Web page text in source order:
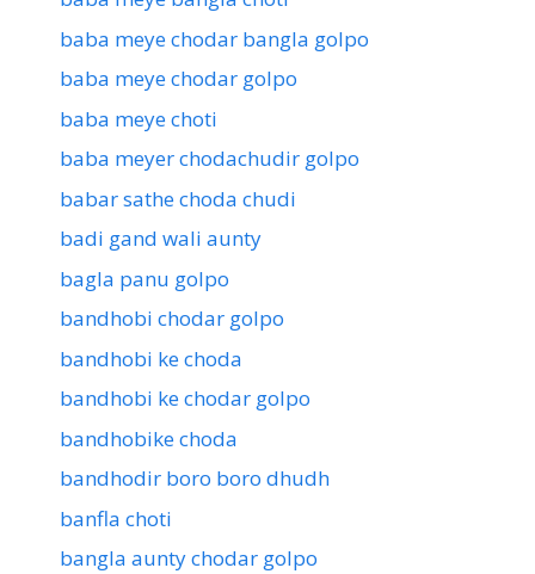
baba meye chodar bangla golpo
baba meye chodar golpo
baba meye choti
baba meyer chodachudir golpo
babar sathe choda chudi
badi gand wali aunty
bagla panu golpo
bandhobi chodar golpo
bandhobi ke choda
bandhobi ke chodar golpo
bandhobike choda
bandhodir boro boro dhudh
banfla choti
bangla aunty chodar golpo